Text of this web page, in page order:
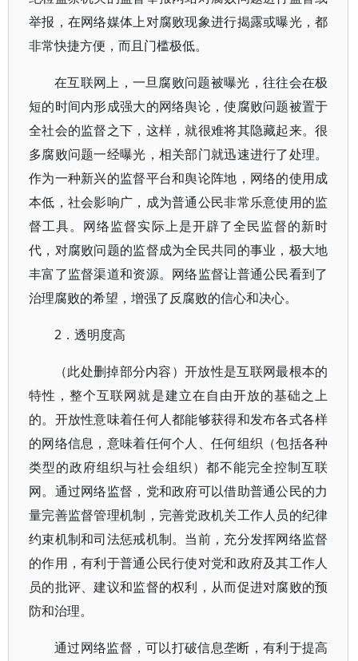
举报，在网络媒体上对腐败现象进行揭露或曝光，都
非常快捷方便，而且门槛极低。
在互联网上，一旦腐败问题被曝光，往往会在极
短的时间内形成强大的网络舆论，使腐败问题被置于
全社会的监督之下，这样，就很难将其隐藏起来。很
多腐败问题一经曝光，相关部门就迅速进行了处理。
作为一种新兴的监督平台和舆论阵地，网络的使用成
本低，社会影响广，成为普通公民非常乐意使用的监
督工具。网络监督实际上是开辟了全民监督的新时
代，对腐败问题的监督成为全民共同的事业，极大地
丰富了监督渠道和资源。网络监督让普通公民看到了
治理腐败的希望，增强了反腐败的信心和决心。
2．透明度高
（此处删掉部分内容）开放性是互联网最根本的
特性，整个互联网就是建立在自由开放的基础之上
的。开放性意味着任何人都能够获得和发布各式各样
的网络信息，意味着任何个人、任何组织（包括各种
类型的政府组织与社会组织）都不能完全控制互联
网。通过网络监督，党和政府可以借助普通公民的力
量完善监督管理机制，完善党政机关工作人员的纪律
约束机制和司法惩戒机制。当前，充分发挥网络监督
的作用，有利于普通公民行使对党和政府及其工作人
员的批评、建议和监督的权利，从而促进对腐败的预
防和治理。
通过网络监督，可以打破信息垄断，有利于提高